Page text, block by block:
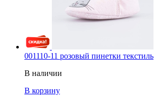
001110-11 розовый пинетки текстиль
В наличии
В корзину